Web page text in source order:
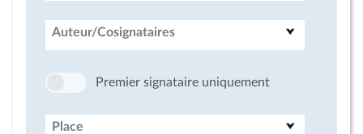
Auteur/Cosignataires
Premier signataire uniquement
Place